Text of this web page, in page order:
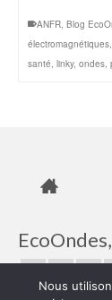
ANFR, Blog
électromagnétiques,
santé, linky, ondes,
Nous